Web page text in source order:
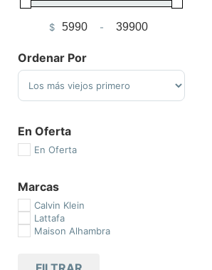
$ Minimum Price
-Maximum Price
Ordenar Por
Sort Products
En Oferta
En Oferta
Marcas
Calvin Klein
Lattafa
Maison Alhambra